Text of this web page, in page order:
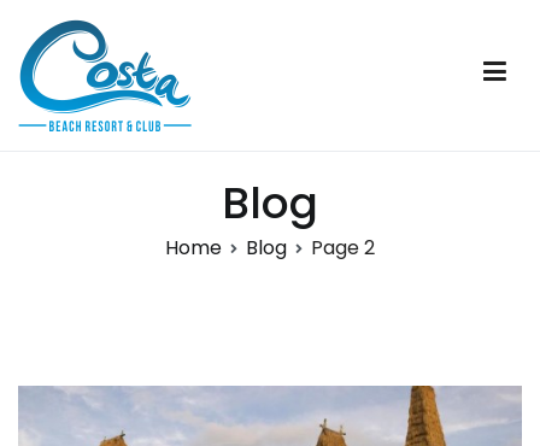
content
Blog
Home Blog Page 2